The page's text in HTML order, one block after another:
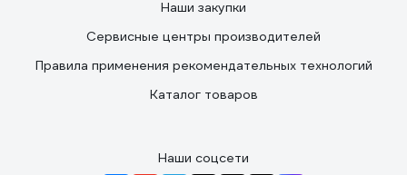
Наши закупки
Сервисные центры производителей
Правила применения рекомендательных технологий
Каталог товаров
Наши соцсети